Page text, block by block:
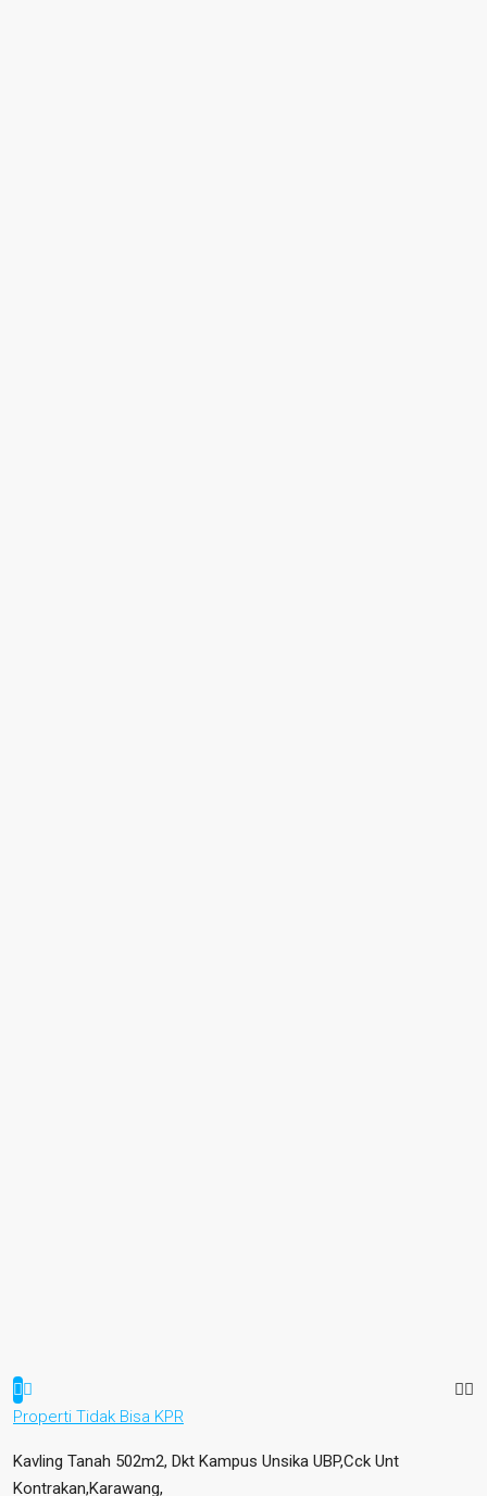
Properti Tidak Bisa KPR
Kavling Tanah 502m2, Dkt Kampus Unsika UBP,cck Unt
Kontrakan,Karawang,